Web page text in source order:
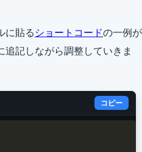
に貼る ショートコードの一例が
追記しながら調整していきま
コピー